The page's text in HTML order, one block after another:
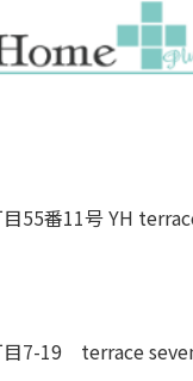
55番11号 YH
目7-19 terrace